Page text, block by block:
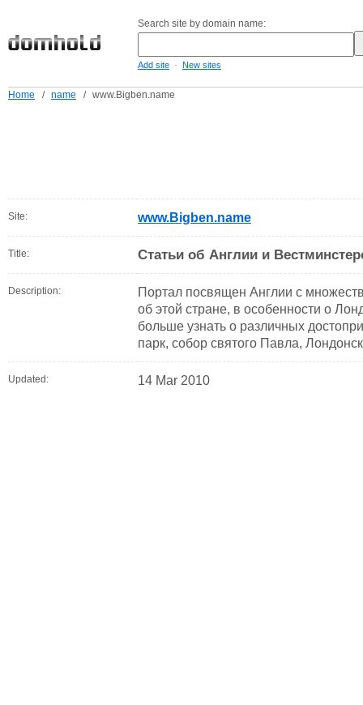
Search site by domain name:
Add site - New sites
Home / name / www.Bigben.name
Site: www.Bigben.name
Title: Статьи об Англии и
Description:
Портал посвящен Англии с
об этой стране, в особенности о
больше узнать о различных
парк, собор святого Павла,
Updated: 14 Mar 2010